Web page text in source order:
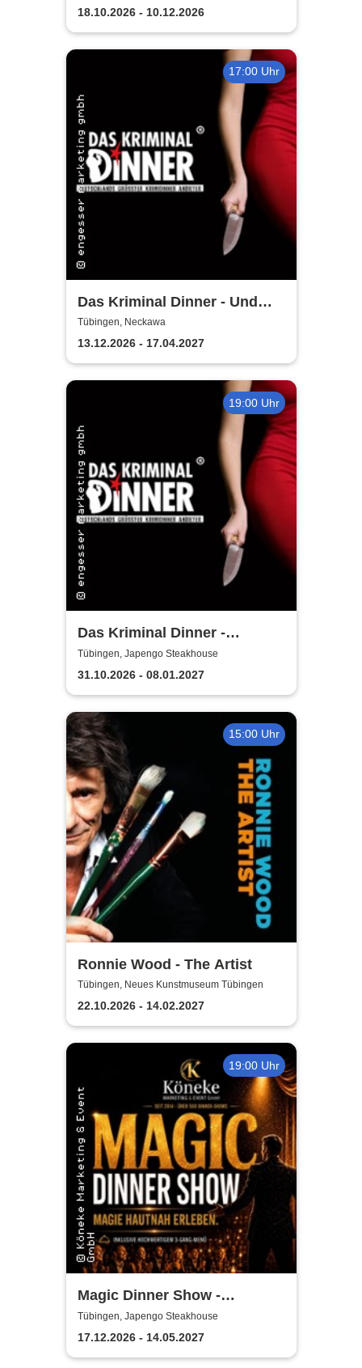
18.10.2026 - 10.12.2026
17:00 Uhr
Das Kriminal Dinner - Und
raus bist du
Tübingen, Neckawa
13.12.2026 - 17.04.2027
19:00 Uhr
Das Kriminal Dinner -
Sherlock Holmes
Tübingen, Japengo Steakhouse
31.10.2026 - 08.01.2027
15:00 Uhr
Ronnie Wood - The Artist
Tübingen, Neues Kunstmuseum Tübingen
22.10.2026 - 14.02.2027
19:00 Uhr
Magic Dinner Show -
Exklusive
Erlebnisgastronomie | Seit 14
Jahren & über 500 Magic
Tübingen, Japengo Steakhouse
17.12.2026 - 14.05.2027